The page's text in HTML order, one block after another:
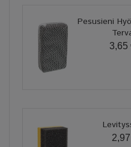
Pesusieni
3,65